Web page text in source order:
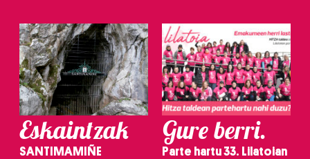
Eskaintzak
SANTIMAMIÑE
Gure berri.
Parte hartu 33. Lilatoian